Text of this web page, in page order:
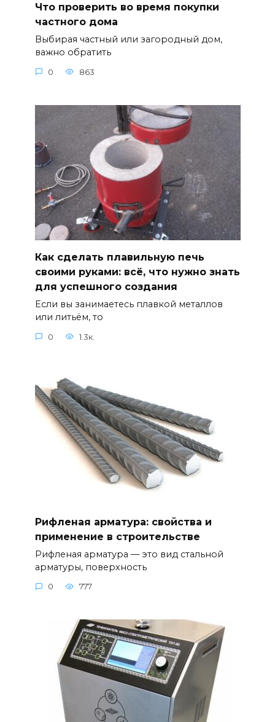
Что проверить во время покупки
частного дома
Выбирая частный или загородный дом,
важно обратить
0 863
Как сделать плавильную печь
своими руками: всё, что нужно знать
для успешного создания
Если вы занимаетесь плавкой металлов
или литьём, то
0 1.3к.
Рифленая арматура: свойства и
применение в строительстве
Рифленая арматура — это вид стальной
арматуры, поверхность
0 777